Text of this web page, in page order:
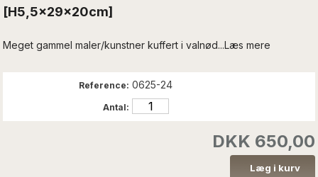
[H5,5x29x20cm]
Meget gammel maler/kunstner kuffert i valnød...Læs mere
Reference: 0625-24
Antal:
DKK 650,00